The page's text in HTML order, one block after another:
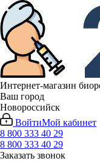
Интернет-магазин
Ваш город
Новороссийск
ВойтиМой кабинет
8 800 333 40 29
8 800 333 40 29
Заказать звонок